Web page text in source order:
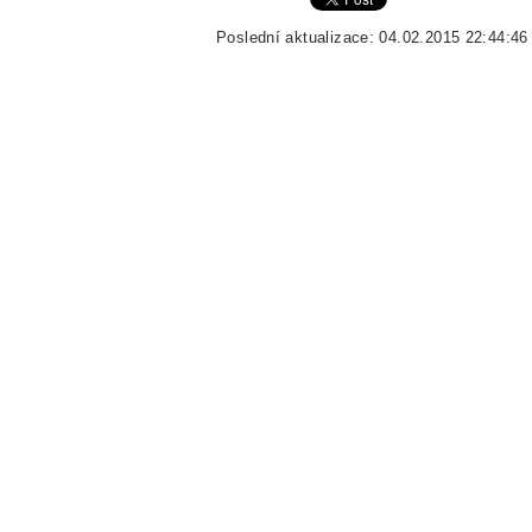
Poslední aktualizace: 04.02.2015 22:44:46